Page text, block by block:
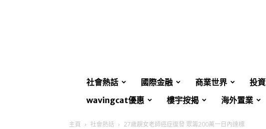
社會熱話 國際金融 商業世界 投
wavingcat優惠
樓宇按揭 海外置業
主頁 社會熱話 27歲靚女老師癌症復發 眾籌200萬一日內達標